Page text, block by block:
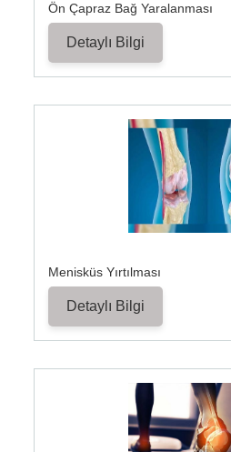
Ön Çapraz Bağ Yaralanması
Detaylı Bilgi
Menisküs Yırtılması
Detaylı Bilgi